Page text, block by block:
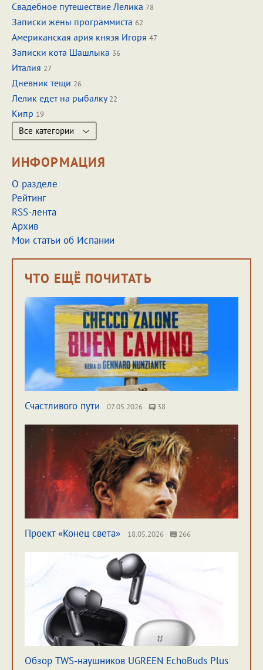
Свадебное путешествие Лелика 78
Записки жены программиста 62
Американская ария князя Игоря 47
Записки кота Шашлыка 36
Италия 27
Дневник тещи 26
Лелик едет на рыбалку22
Кипр 19
Все категории
ИНФОРМАЦИЯ
О разделе
Рейтинг
RSS-лента
Архив
Мои статьи об Испании
ЧТО ЕЩЁ ПОЧИТАТЬ
Счастливого пути 07.05.2026 38
Проект «Конец света» 18.05.2026 266
Обзор TWS-наушников UGREEN EchoBuds Plus